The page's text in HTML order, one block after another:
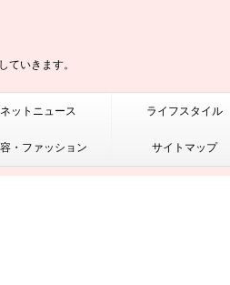
ていきます。
ネットニュース ライフスタイル
・ファッション サイトマップ